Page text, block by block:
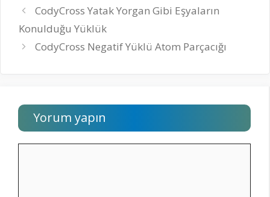
CodyCross Yatak Yorgan Gibi Eşyaların
Konulduğu Yüklük
CodyCross Negatif Yüklü Atom Parçacığı
Yorum yapın